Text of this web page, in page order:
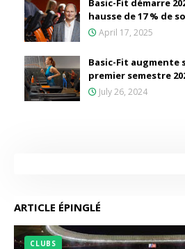
Basic-Fit démarre
hausse de 17 % de
April 17, 2025
Basic-Fit augmente
premier semestre
July 26, 2024
ARTICLE ÉPINGLÉ
CLUBS